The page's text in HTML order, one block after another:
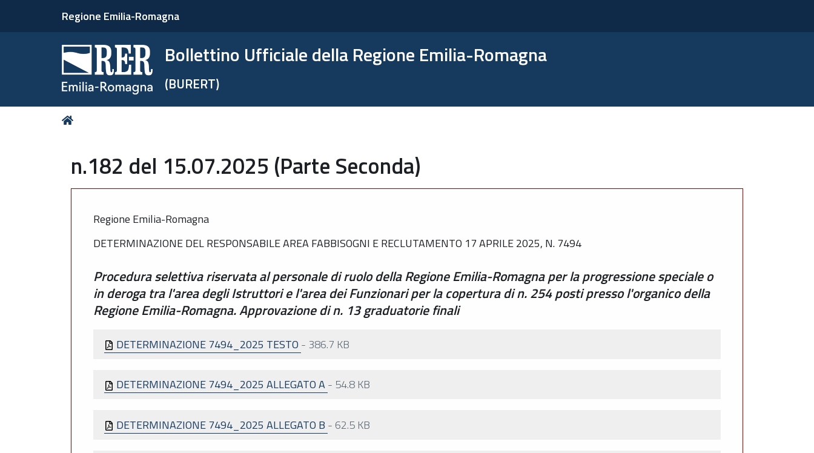
Regione Emilia-Romagna
Bollettino Ufficiale della Regione Emilia-Romagna
(BURERT)
Tu
n.182 del 15.07.2025 (Parte Seconda)
Regione Emilia-Romagna
DETERMINAZIONE DEL RESPONSABILE AREA FABBISOGNI E RECLUTAMENTO 17 APRILE 2025, N. 7494
Procedura selettiva riservata al personale di ruolo della Regione Emilia-Romagna per la progressione speciale o
in deroga tra l'area degli Istruttori e l'area dei Funzionari per la copertura di n. 254 posti presso l'organico della
Regione Emilia-Romagna. Approvazione di n. 13 graduatorie finali
DETERMINAZIONE 7494_2025 TESTO - 386.7 KB
DETERMINAZIONE 7494_2025 ALLEGATO A- 54.8 KB
DETERMINAZIONE 7494_2025 ALLEGATO B - 62.5 KB